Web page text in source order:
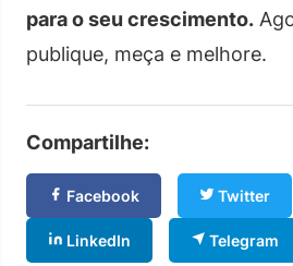
para o seu crescimento.
publique, meça e melhore.
Compartilhe:
Facebook Twitter
LinkedIn Telegram